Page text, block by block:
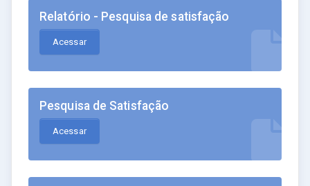
Relatório - Pesquisa de satisfação
Acessar
Pesquisa de Satisfação
Acessar